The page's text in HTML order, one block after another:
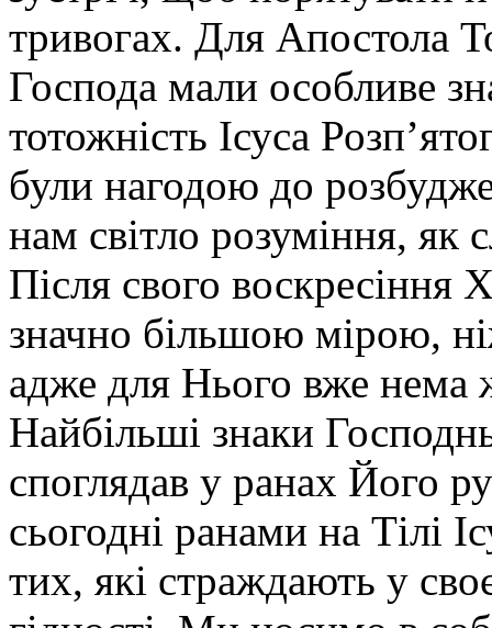
тривогах. Для Апостола
Господа мали особливе
тотожність Ісуса
були нагодою до
нам світло розуміння, як
Після свого воскресіння
значно більшою мірою,
адже для Нього вже
Найбільші знаки
споглядав у ранах Його
сьогодні ранами на Тілі
тих, які страждають у